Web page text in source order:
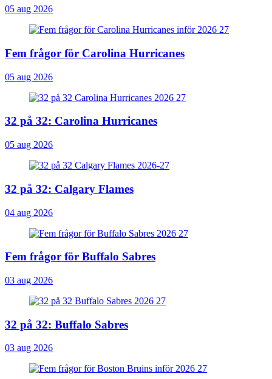
05 aug 2026
Fem frågor för Carolina Hurricanes
05 aug 2026
32 på 32: Carolina Hurricanes
05 aug 2026
32 på 32: Calgary Flames
04 aug 2026
Fem frågor för Buffalo Sabres
03 aug 2026
32 på 32: Buffalo Sabres
03 aug 2026